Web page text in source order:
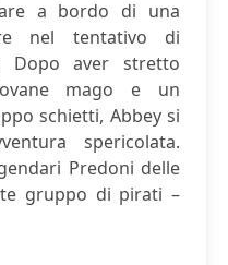
a bordo di una
nel tentativo di
Dopo aver stretto
mago e un
schietti, Abbey si
spericolata.
Predoni delle
gruppo di pirati –